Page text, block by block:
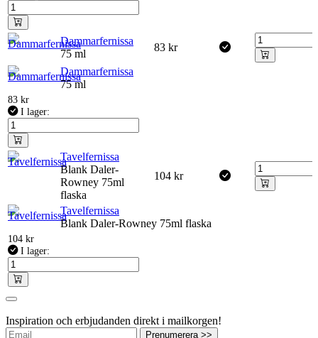
Dammarfernissa
75 ml
83 kr
Dammarfernissa
75 ml
83 kr
I lager:
Tavelfernissa
Blank Daler-
Rowney 75ml
flaska
104 kr
Tavelfernissa
Blank Daler-Rowney 75ml flaska
104 kr
I lager:
Inspiration och erbjudanden direkt i mailkorgen!
Prenumerera >>